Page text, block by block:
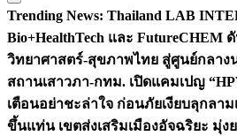
Trending News: Thailand LAB
Bio+HealthTech และ FutureCHEM
วิทยาศาสตร์-สุขภาพไทย สู่ศูนย์กลาง
สถานเสาวภา-กทม. เปิดแคมเปญ
เตือนอย่าชะล่าใจ ก่อนภัยเงียบลุกลาม
ขึ้นแท่น เขตส่งเสริมเมืองอัจฉริยะ มุ่ง